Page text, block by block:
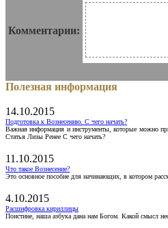
Комментарии:
Полезная информация
14.10.2015
Подготовка к Вознесению. С чего начать?
Важная информация и инструменты, которые можно
Статья Лизы Ренее С чего начать?
11.10.2015
Что такое Вознесение?
Это основное пособие для начинающих, в котором
4.10.2015
Расшифровка кириллицы
Поистине, наша азбука дана нам Богом. Какой смысл